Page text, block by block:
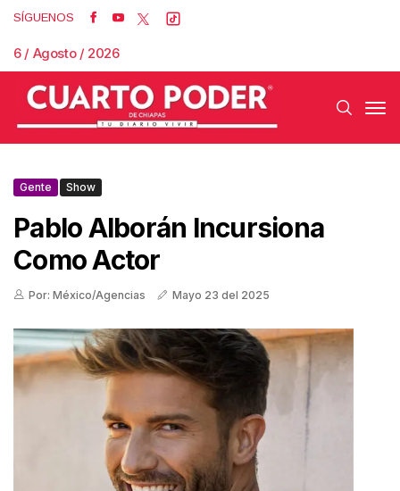
SÍGUENOS
6 / Agosto / 2026
Gente Show
Pablo Alborán Incursiona
Como Actor
Por: México/Agencias Mayo 23 del 2025